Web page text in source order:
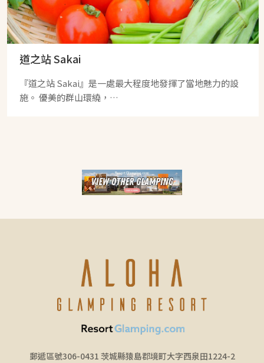
道之站 Sakai
『道之站 Sakai』是一處最大程度地發揮了當地魅力的設
施。 優美的群山環繞，…
郵遞區號306-0431 茨城縣猿島郡境町大字西泉田1224-2